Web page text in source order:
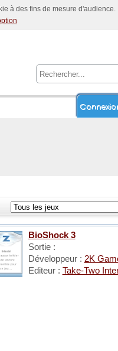
à des fins de mesure d'audience.
BioShock 3
Sortie :
Développeur : 2K
Editeur : Take-Two